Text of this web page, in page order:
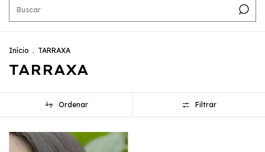
Início . TARRAXA
TARRAXA
Ordenar Filtrar